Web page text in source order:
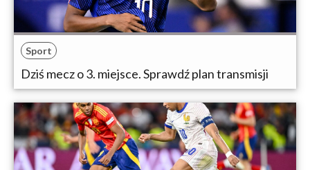
Sport
Dziś mecz o 3. miejsce. Sprawdź plan transmisji